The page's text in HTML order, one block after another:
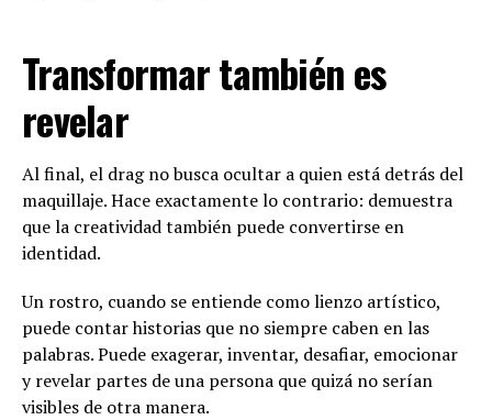
Transformar también es
revelar
Al final, el drag no busca ocultar a quien está detrás del
maquillaje. Hace exactamente lo contrario: demuestra
que la creatividad también puede convertirse en
identidad.
Un rostro, cuando se entiende como lienzo artístico,
puede contar historias que no siempre caben en las
palabras. Puede exagerar, inventar, desafiar, emocionar
y revelar partes de una persona que quizá no serían
visibles de otra manera.